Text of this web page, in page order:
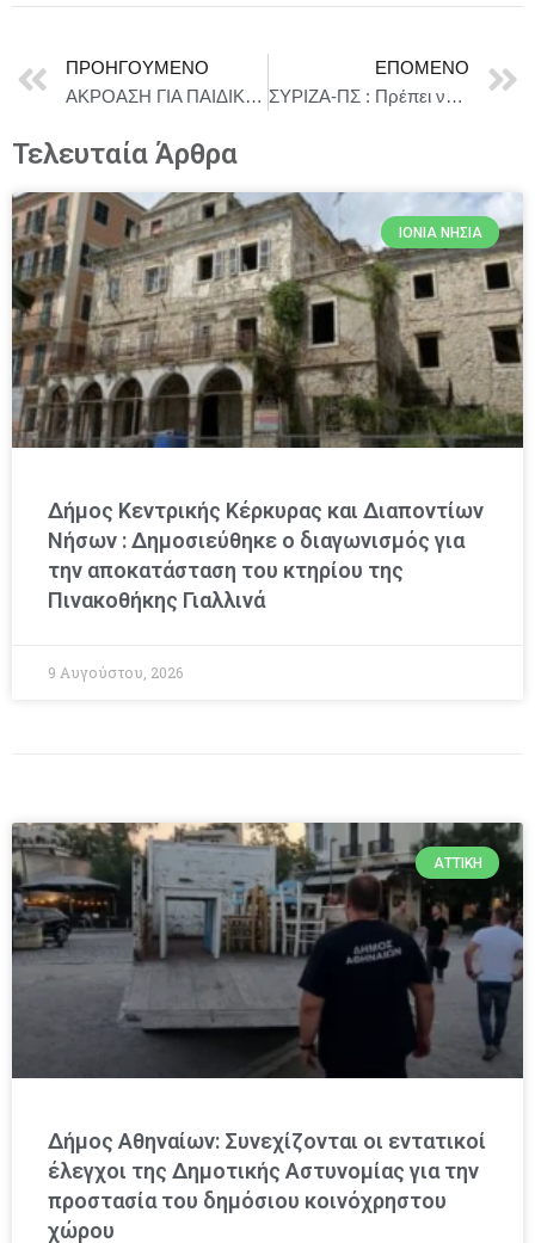
ΠΡΟΗΓΟΎΜΕΝΟ
ΑΚΡΟΑΣΗ ΓΙΑ ΠΑΙΔΙΚΗ ΘΕΑΤΡΙΚΗ ΠΑΡΑΣΤΑΣΗ
ΕΠΌΜΕΝΟ
ΣΥΡΙΖΑ-ΠΣ : Πρέπει να ξεκινήσουν και οι κυρώσεις στις αθλητικές ομάδες του Ισραήλ αλλά και στις εθνικές του ομάδες
Τελευταία Άρθρα
ΙΌΝΙΑ ΝΗΣΙΆ
Δήμος Κεντρικής Κέρκυρας και Διαποντίων
Νήσων : Δημοσιεύθηκε ο διαγωνισμός για
την αποκατάσταση του κτηρίου της
Πινακοθήκης Γιαλλινά
9 Αυγούστου, 2026
ΑΤΤΙΚΉ
Δήμος Αθηναίων: Συνεχίζονται οι εντατικοί
έλεγχοι της Δημοτικής Αστυνομίας για την
προστασία του δημόσιου κοινόχρηστου
χώρου